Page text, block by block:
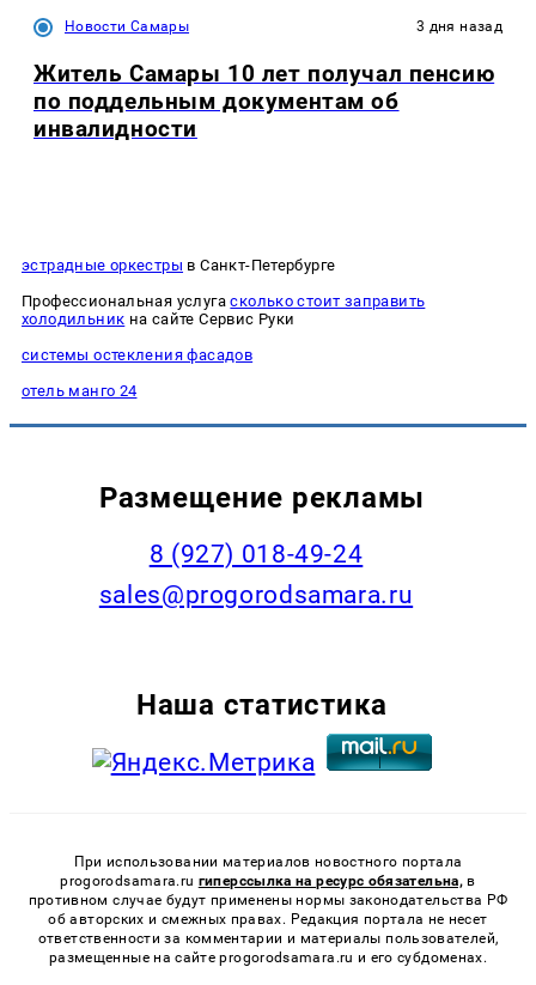
Новости Самары 3 дня назад
Житель Самары 10 лет получал пенсию
по поддельным документам об
инвалидности
эстрадные оркестры в Санкт-Петербурге
Профессиональная услугасколько стоит заправить
холодильник на сайте Сервис Руки
системы остекления фасадов
отель манго 24
Размещение рекламы
8 (927) 018-49-24
sales@progorodsamara.ru
Наша статистика
При использовании материалов новостного портала
progorodsamara.ru гиперссылка на ресурс обязательна, в
противном случае будут применены нормы законодательства РФ
об авторских и смежных правах. Редакция портала не несет
ответственности за комментарии и материалы пользователей,
размещенные на сайте progorodsamara.ru и его субдоменах.